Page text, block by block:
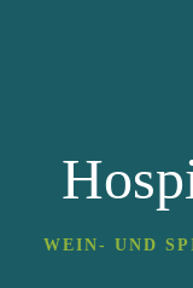
WEIN- UND